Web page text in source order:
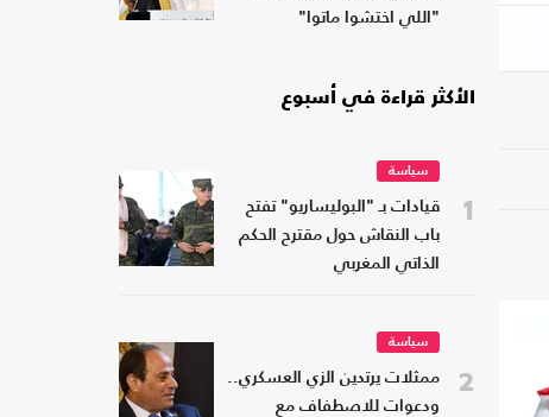
"اللي اختشوا ماتوا"
الأكثر قراءة في أسبوع
1
سياسة
قيادات بـ "البوليساريو" تفتح
باب النقاش حول مقترح الحكم
الذاتي المغربي
2
سياسة
ممثلات يرتدين الزي العسكري..
ودعوات للاصطفاف مع